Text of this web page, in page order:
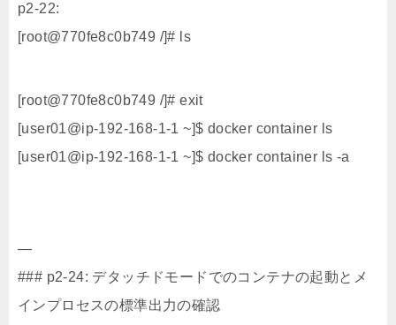
p2-22:
[root@770fe8c0b749 /]# ls
[root@770fe8c0b749 /]# exit
[user01@ip-192-168-1-1 ~]$ docker container ls
[user01@ip-192-168-1-1 ~]$ docker container ls -a
—
### p2-24: デタッチドモードでのコンテナの起動とメ
インプロセスの標準出力の確認